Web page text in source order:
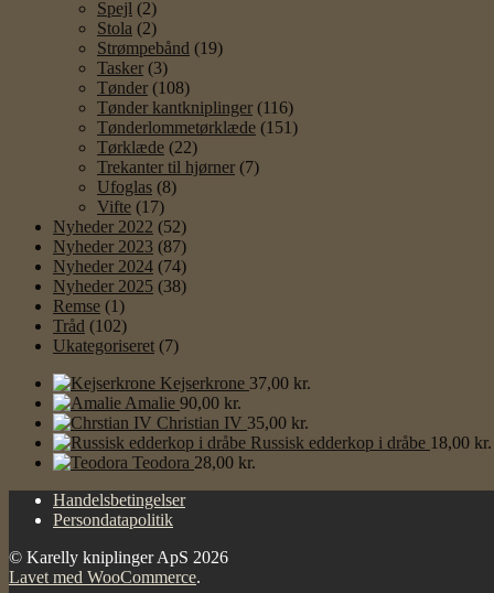
Spejl (2)
Stola (2)
Strømpebånd (19)
Tasker (3)
Tønder (108)
Tønder kantkniplinger (116)
Tønderlommetørklæde (151)
Tørklæde (22)
Trekanter til hjørner (7)
Ufoglas (8)
Vifte (17)
Nyheder 2022 (52)
Nyheder 2023 (87)
Nyheder 2024 (74)
Nyheder 2025 (38)
Remse (1)
Tråd (102)
Ukategoriseret (7)
Kejserkrone 37,00 kr.
Amalie 90,00 kr.
Christian IV 35,00 kr.
Russisk edderkop i dråbe 18,00 kr.
Teodora 28,00 kr.
Handelsbetingelser
Persondatapolitik
© Karelly kniplinger ApS 2026
Lavet med WooCommerce.